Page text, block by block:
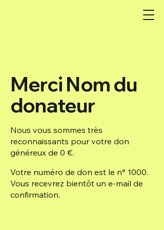
Merci Nom du
donateur
Nous vous sommes très
reconnaissants pour votre don
généreux de 0 €.
Votre numéro de don est le n° 1000.
Vous recevrez bientôt un e‑mail de
confirmation.